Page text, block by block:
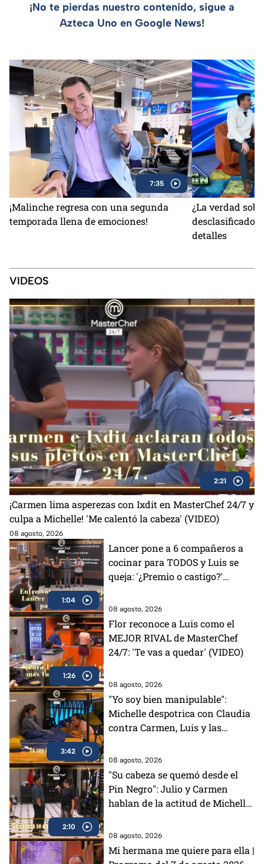
¡No te pierdas nuestro contenido, sigue a
Azteca Uno en Google News!
7:35
¡Malinche regresa con una segunda
temporada llena de emociones!
¿La verdad
detalles
VIDEOS
2:21
¡Carmen lima asperezas con Ixdit en MasterChef 24/7 y
culpa a Michelle! 'Me calentó la cabeza' (VIDEO)
08 agosto, 2026
1:04
Lancer pone a 6 compañeros a
cocinar para TODOS y Luis se
queja: '¿Premio o castigo?'
08 agosto, 2026
1:26
Flor reconoce a Luis como el
MEJOR RIVAL de MasterChef
24/7: 'Te vas a quedar' (VIDEO)
08 agosto, 2026
3:42
"Yo soy bien manipulable":
Michelle despotrica con Claudia
contra Carmen, Luis y las
(VIDEO)
08 agosto, 2026
2:10
"Su cabeza se quemó desde el
Pin Negro": Julio y Carmen
hablan de la actitud de Michelle
08 agosto, 2026
Mi hermana me quiere para ella |